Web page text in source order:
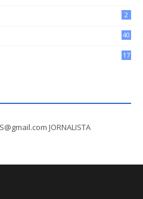
2
40
17
JORNALISTA